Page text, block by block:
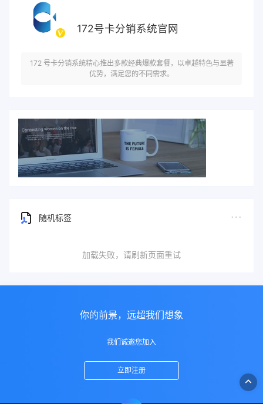
172号卡分销系统官网
172 号卡分销系统精心推出多款经典爆款套餐，以卓越特色与显著
优势，满足您的不同需求。
随机标签
加载失败，请刷新页面重试
你的前景，远超我们想象
我们诚邀您加入
立即注册